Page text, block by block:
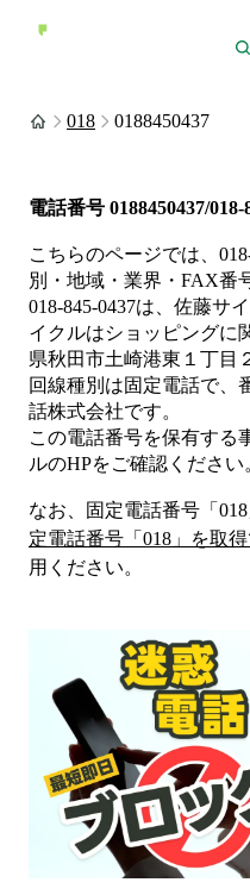
018 0188450437
電話番号 0188450437/018-
こちらのページでは、
別・地域・業界・FAX番
018-845-0437は、 佐藤サ
イクルはショッピングに
県秋田市土崎港東１丁目
回線種別は固定電話で、
話株式会社です。
この電話番号を保有する
ルのHPをご確認ください
なお、固定電話番号「 018
定電話番号「 018 」を取
用ください。